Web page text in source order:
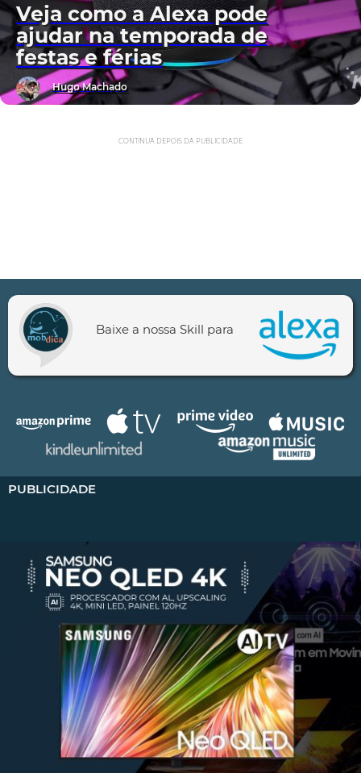
Veja como a Alexa pode
ajudar na temporada de
festas e férias
Hugo Machado
CONTINUA DEPOIS DA PUBLICIDADE
Baixe a nossa Skill para
PUBLICIDADE